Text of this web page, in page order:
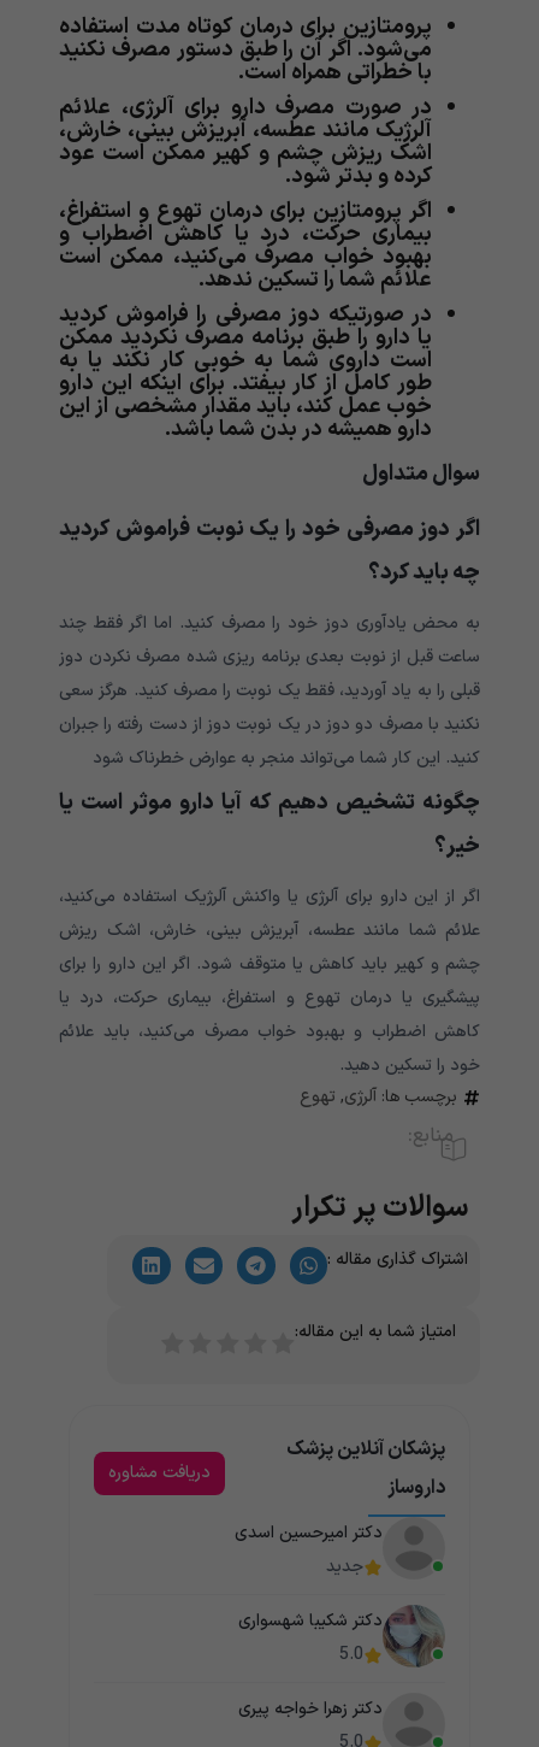
پرومتازین برای درمان کوتاه مدت استفاده
می‌‌‌‌‌‌‌‌‌‌شود. اگر آن را طبق دستور مصرف نکنید
با خطراتی همراه است.
در صورت مصرف دارو برای آلرژی، علائم
آلرژیک مانند عطسه، آبریزش بینی، خارش،
اشک ریزش چشم و کهیر ممکن است عود
کرده و بدتر شود.
اگر پرومتازین برای درمان تهوع و استفراغ،
بیماری حرکت، درد یا کاهش اضطراب و
بهبود خواب مصرف می‌کنید، ممکن است
علائم شما را تسکین ندهد.
در صورتیکه دوز مصرفی را فراموش کردید
یا دارو را طبق برنامه مصرف نکردید ممکن
است داروی شما به خوبی کار نکند یا به
طور کامل از کار بیفتد. برای اینکه این دارو
خوب عمل کند، باید مقدار مشخصی از این
دارو همیشه در بدن شما باشد.
سوال متداول
اگر دوز مصرفی خود را یک نوبت فراموش کردید
چه باید کرد؟
به محض یادآوری دوز خود را مصرف کنید. اما اگر فقط چند
ساعت قبل از نوبت بعدی برنامه ریزی شده مصرف نکردن دوز
قبلی را به یاد آوردید، فقط یک نوبت را مصرف کنید. هرگز سعی
نکنید با مصرف دو دوز در یک نوبت دوز از دست رفته را جبران
کنید. این کار شما می‌‌‌‌‌‌‌‌‌‌تواند منجر به عوارض خطرناک شود
چگونه تشخیص دهیم که آیا دارو موثر است یا
خیر؟
اگر از این دارو برای آلرژی یا واکنش آلرژیک استفاده می‌‌‌‌‌‌‌‌‌‌کنید،
علائم شما مانند عطسه، آبریزش بینی، خارش، اشک ریزش
چشم و کهیر باید کاهش یا متوقف شود. اگر این دارو را برای
پیشگیری یا درمان تهوع و استفراغ، بیماری حرکت، درد یا
کاهش اضطراب و بهبود خواب مصرف می‌کنید، باید علائم
خود را تسکین دهید.
برچسب ها: آلرژی, تهوع
منابع:
سوالات پر تکرار
اشتراک گذاری مقاله :
امتیاز شما به این مقاله:
پزشکان آنلاین پزشک
داروساز
دریافت مشاوره
دکتر امیرحسین اسدی
جدید
دکتر شکیبا شهسواری
5.0
دکتر زهرا خواجه پیری